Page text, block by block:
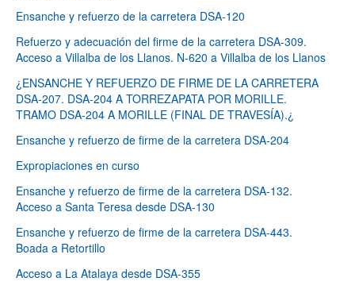
Ensanche y refuerzo de la carretera DSA-120
Refuerzo y adecuación del firme de la carretera DSA-309.
Acceso a Villalba de los Llanos. N-620 a Villalba de los Llanos
¿ENSANCHE Y REFUERZO DE FIRME DE LA CARRETERA
DSA-207. DSA-204 A TORREZAPATA POR MORILLE.
TRAMO DSA-204 A MORILLE (FINAL DE TRAVESÍA).¿
Ensanche y refuerzo de firme de la carretera DSA-204
Expropiaciones en curso
Ensanche y refuerzo de firme de la carretera DSA-132.
Acceso a Santa Teresa desde DSA-130
Ensanche y refuerzo de firme de la carretera DSA-443.
Boada a Retortillo
Acceso a La Atalaya desde DSA-355